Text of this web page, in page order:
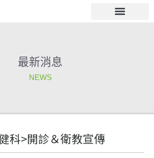
最新消息
NEWS
科>開診＆衛教宣傳